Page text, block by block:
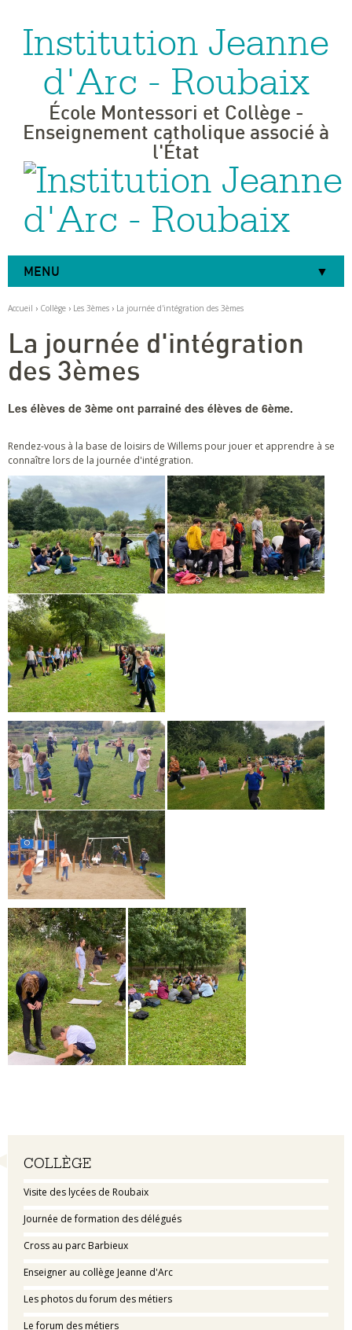
Outils
personnels
Institution Jeanne
d'Arc - Roubaix
École Montessori et Collège -
Enseignement catholique associé à
l'État
MENU
Accueil › Collège › Les 3èmes › La journée d'intégration des 3èmes
Navigation
COLLÈGE
Visite des lycées de Roubaix
Journée de formation des délégués
Cross au parc Barbieux
Enseigner au collège Jeanne d'Arc
Les photos du forum des métiers
Le forum des métiers
La journée d'intégration
des 3èmes
Les élèves de 3ème ont parrainé des élèves de 6ème.
Rendez-vous à la base de loisirs de Willems pour jouer et apprendre à se
connaître lors de la journée d'intégration.